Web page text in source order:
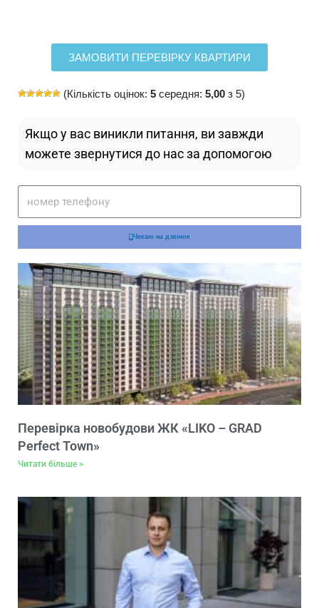
ЗАМОВИТИ ПЕРЕВІРКУ КВАРТИРИ
(Кількість оцінок: 5 середня: 5,00 з 5)
Якщо у вас виникли питання, ви завжди
можете звернутися до нас за допомогою
Чекаю на дзвінок
Перевірка новобудови ЖК «LIKO – GRAD
Perfect Town»
Читати більше >